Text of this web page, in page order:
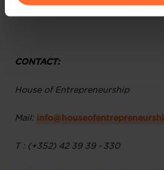
vos données personnelles, vous
collectées lors de cet atelier.
CONTACT:
House of Entrepreneurship
Mail:
T : (+352) 42 39 39 - 330